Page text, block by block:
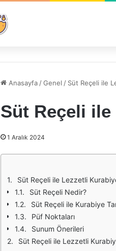
Anasayfa /Genel / Süt Reçeli ile
Süt Reçeli
1 Aralık 2024
Süt Reçeli ile Lezzetli
Süt Reçeli Nedir?
Süt Reçeli ile Kurabiye
Püf Noktaları
Sunum Önerileri
Süt Reçeli ile Lezzetli